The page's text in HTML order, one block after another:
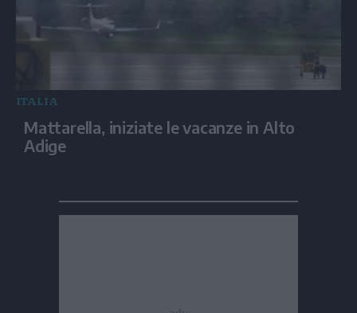
ITALIA
Mattarella, iniziate le vacanze in Alto
Adige